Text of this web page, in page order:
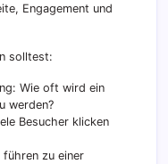
Engagement und
solltest:
Wie oft wird ein
werden?
Besucher klicken
führen zu einer